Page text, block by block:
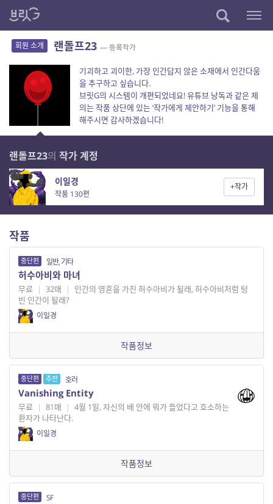
회원 소개 랜돌프23 — 등록작가
기괴하고 괴이한, 가장 인간답지 않은 소재에서 인간다움
을 추구하고 싶습니다.
브릿G의 시스템이 개편되었네요! 유튜브 낭독과 같은 제
의는 작품 상단에 있는 ‘작가에게 제안하기’ 기능을 통해
해주시면 감사하겠습니다!
랜돌프23의 작가 계정
이일경
작품 130편
+작가
작품
중단편 일반, 기타
허수아비와 마녀
무료 | 32매 |
인간의 영혼을 가진 허수아비가 될래, 허수아비처럼 텅
빈 인간이 될래?
이일경
작품정보
중단편 추천 호러
Vanishing Entity
무료 | 81매 | 4월 1일, 자신의 배 안에 뭐가 들었다고 호소하는
환자가 나타난다.
이일경
작품정보
중단편 SF